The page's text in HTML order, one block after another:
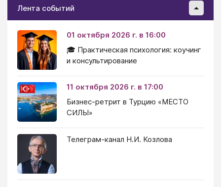
Лента событий
01 октября 2026 г. в 16:00
🎓 Практическая психология: коучинг
и консультирование
11 октября 2026 г. в 17:00
Бизнес-ретрит в Турцию «МЕСТО
СИЛЫ»
Телеграм-канал Н.И. Козлова